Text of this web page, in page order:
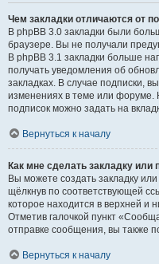
Чем закладки отличаются от
В phpBB 3.0 закладки были
браузере. Вы не получали
В phpBB 3.1 закладки больше
получать уведомления об
закладках. В случае подписки,
изменениях в теме или форуме.
подписок можно задать на
Вернуться к началу
Как мне сделать закладку
Вы можете создать закладку
щёлкнув по соответствующей
которое находится в верхней и
Отметив галочкой пункт
отправке сообщения, вы также
Вернуться к началу